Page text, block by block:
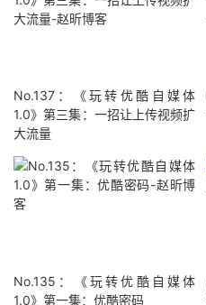
No.137：《玩转优酷自媒体
1.0》第三集：一招让上传视频扩
大流量
No.135：《玩转优酷自媒体
1.0》第一集：优酷密码